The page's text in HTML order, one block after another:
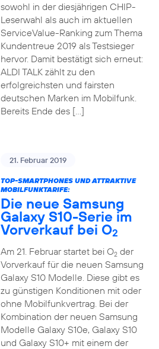
sowohl in der diesjährigen CHIP-
Leserwahl als auch im aktuellen
ServiceValue-Ranking zum Thema
Kundentreue 2019 als Testsieger
hervor. Damit bestätigt sich erneut:
ALDI TALK zählt zu den
erfolgreichsten und fairsten
deutschen Marken im Mobilfunk.
Bereits Ende des […]
21. Februar 2019
TOP-SMARTPHONES UND ATTRAKTIVE
MOBILFUNKTARIFE:
Die neue Samsung
Galaxy S10-Serie im
Vorverkauf bei O2
Am 21. Februar startet bei O2der
Vorverkauf für die neuen Samsung
Galaxy S10 Modelle. Diese gibt es
zu günstigen Konditionen mit oder
ohne Mobilfunkvertrag. Bei der
Kombination der neuen Samsung
Modelle Galaxy S10e, Galaxy S10
und Galaxy S10+ mit einem der